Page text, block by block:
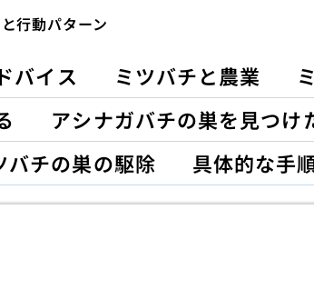
行動パターン
バイス ミツバチと農業
アシナガバチの巣を見つけ
バチの巣の駆除 具体的な手